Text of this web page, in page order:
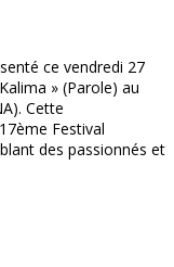
ce vendredi 27
» (Parole) au
Cette
Festival
des passionnés et